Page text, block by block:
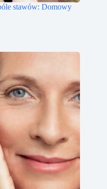
stawów: Domowy